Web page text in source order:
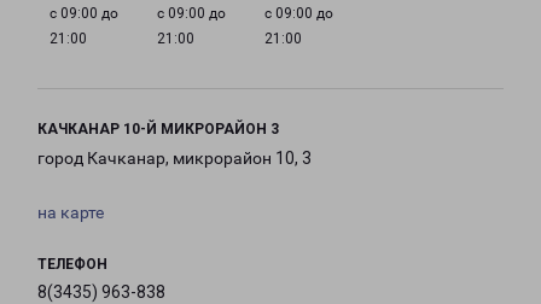
с 09:00 до
21:00
с 09:00 до
21:00
с 09:00 до
21:00
КАЧКАНАР 10-Й МИКРОРАЙОН 3
город Качканар, микрорайон 10, 3
на карте
ТЕЛЕФОН
8(3435) 963-838